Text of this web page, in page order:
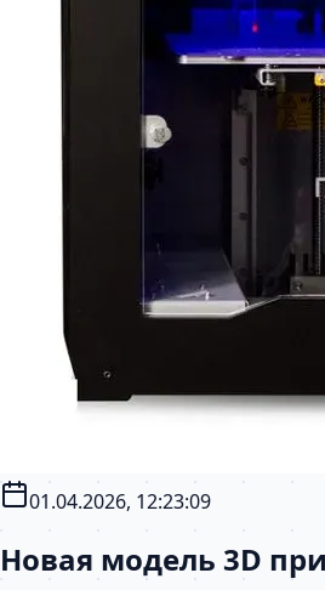
01.04.2026, 12:23:09
Новая модель 3D